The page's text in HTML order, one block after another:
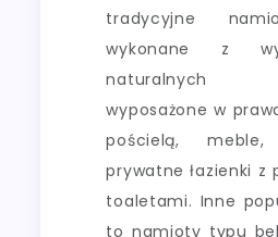
tradycyjne
wykonane z
naturalnych
wyposażone w
pościelą,
prywatne łazienki z
toaletami. Inne
to namioty typu